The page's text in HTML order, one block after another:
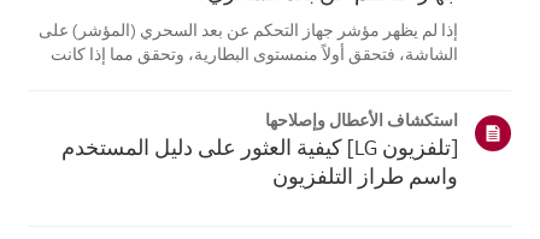
إذا لم يظهر مؤشر جهاز التحكم عن بعد السحري (المؤشر) على
الشاشة، فتحقق أولاً منمستوى البطارية، وتحقق مما إذا كانت
التلفزيون. أعد تسج...
استكشاف الأعطال وإصلاحها
[تلفزيون LG] كيفية العثور على دليل المستخدم
واسم طراز التلفزيون